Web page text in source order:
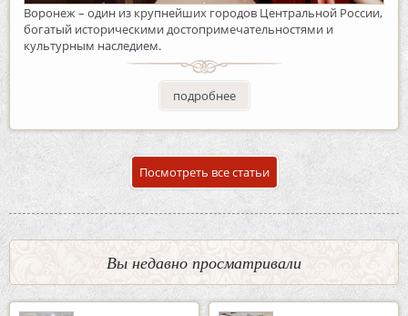
Воронеж – один из крупнейших городов Центральной России,
богатый историческими достопримечательностями и
культурным наследием.
подробнее
Посмотреть все статьи
Вы недавно просматривали